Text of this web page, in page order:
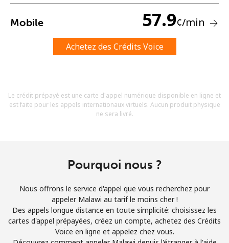
Un numéro
Restez en contact pour obtenir nos meilleures offres.
S'inscrire
Bonjour!
Mobile 57.9¢/min
Achetez des Crédits Voice
Le crédit prépayé est une carte d'appel numérique disponible en ligne et
est faite pour les appels internationaux virtuels. Aucun produit physique
ne sera livré.
Pourquoi nous ?
Nous offrons le service d'appel que vous recherchez pour
appeler Malawi au tarif le moins cher !
Des appels longue distance en toute simplicité: choisissez les
cartes d'appel prépayées, créez un compte, achetez des Crédits
Voice en ligne et appelez chez vous.